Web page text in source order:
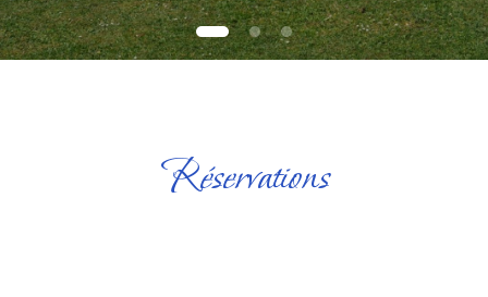
Réservations